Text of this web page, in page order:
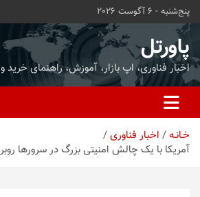
محتوا
بروید
پنج‌شنبه - 6 آگوست 2026
پاورتل
اخبار فناوری، اپ بازار، آموزش، راهنمای خرید
خـانـه
اخبار فناوری
آمریکا با یک چالش امنیتی بزرگ در سرورها